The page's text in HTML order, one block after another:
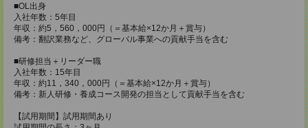
■OL出身
入社年数：5年目
年収：約5，560，000円（＝基本給×12か月＋賞与）
備考：翻訳業務など、グローバル事業への貢献手当を含む
■研修担当＋リーダー職
入社年数：15年目
年収：約11，340，000円（＝基本給×12か月＋賞与）
備考：新人研修・養成コース開発の担当として貢献手当を含む
【試用期間】試用期間あり